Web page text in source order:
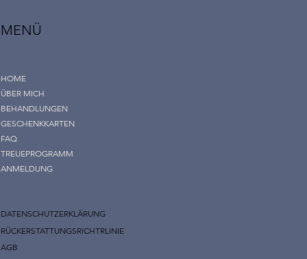
MENÜ
HOME
ÜBER MICH
BEHANDLUNGEN
GESCHENKKARTEN
FAQ
TREUEPROGRAMM
ANMELDUNG
DATENSCHUTZERKLÄRUNG
RÜCKERSTATTUNGSRICHTRLINIE
AGB